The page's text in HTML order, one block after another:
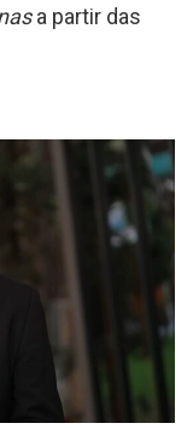
a partir das